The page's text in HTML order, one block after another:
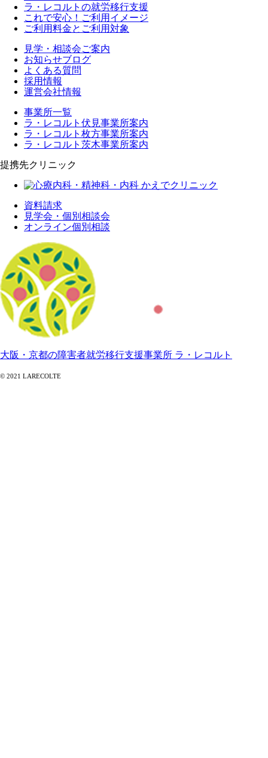
ラ・レコルトの就労移行支援
これで安心！ご利用イメージ
ご利用料金とご利用対象
見学・相談会ご案内
お知らせブログ
よくある質問
採用情報
運営会社情報
事業所一覧
ラ・レコルト伏見事業所案内
ラ・レコルト枚方事業所案内
ラ・レコルト茨木事業所案内
提携先クリニック
資料請求
見学会・個別相談会
オンライン個別相談
大阪・京都の障害者就労移行支援事業所 ラ・レコルト
© 2021 LARECOLTE